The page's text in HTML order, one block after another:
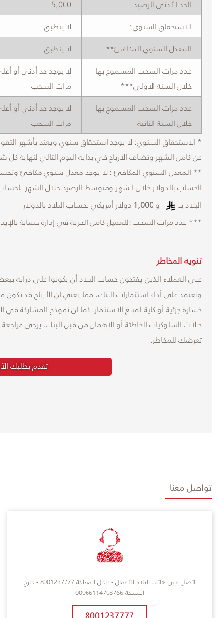
الحد الأدنى للرصيد
5,000
الاستحقاق السنوي*
لا ينطبق
المعدل السنوي المكافئ**
لا ينطبق
عدد مرات السحب المسموح بها
خلال السنة الاولى***
لا يوجد حد أدنى أو
مرات السحب
عدد مرات السحب المسموح بها
خلال السنة الثانية
لا يوجد حد أدنى أو
مرات السحب
* الاستحقاق السنوي: لا يوجد استحقاق سنوي ويعتد بأشهر
عن كامل الشهر وتضاف الأرباح في بداية اليوم التالي لنهاية كل
** المعدل السنوي المكافئ : لا يوجد معدل سنوي مكافئ
الحساب بالدولار خلال الشهر ومتوسط الرصيد خلال الشهر للحساب
البلاد بــ
و1,000 دولار أمريكي لحساب البلاد بالدولار
*** عدد مرات السحب :للعميل كامل الحرية في إدارة حسابة
تنويه المخاطر
على العملاء الذين يفتحون حساب البلاد أن يكونوا على دراية
وتعتمد على أداء استثمارات البنك، مما يعني أن الأرباح قد
خسارة جزئية أو كلية لمبلغ الاستثمار. كما أن نموذج المشاركة في
حالات السلوكيات الخاطئة أو الإهمال من قبل البنك. يرجى
تعرضك للمخاطر.
تقدم بطلبك
تواصل معنا
اتصل على هاتف البلاد للأعمال - داخل المملكة 8001237777 - خارج
المملكة 00966114798766